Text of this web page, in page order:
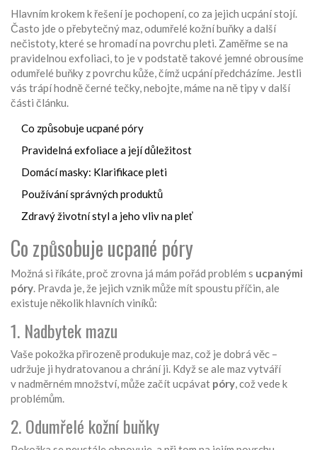
Hlavním krokem k řešení je pochopení, co za jejich ucpání stojí.
Často jde o přebytečný maz, odumřelé kožní buňky a další
nečistoty, které se hromadí na povrchu pleti. Zaměřme se na
pravidelnou exfoliaci, to je v podstatě takové jemné obrousíme
odumřelé buňky z povrchu kůže, čímž ucpání předcházíme. Jestli
vás trápí hodně černé tečky, nebojte, máme na ně tipy v další
části článku.
Co způsobuje ucpané póry
Pravidelná exfoliace a její důležitost
Domácí masky: Klarifikace pleti
Používání správných produktů
Zdravý životní styl a jeho vliv na pleť
Co způsobuje ucpané póry
Možná si říkáte, proč zrovna já mám pořád problém s ucpanými
póry. Pravda je, že jejich vznik může mít spoustu příčin, ale
existuje několik hlavních viníků:
1. Nadbytek mazu
Vaše pokožka přirozeně produkuje maz, což je dobrá věc –
udržuje ji hydratovanou a chrání ji. Když se ale maz vytváří
v nadměrném množství, může začít ucpávat póry, což vede k
problémům.
2. Odumřelé kožní buňky